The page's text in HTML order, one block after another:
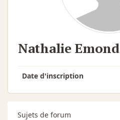
Nathalie Emond
Date d'inscription
Sujets de forum